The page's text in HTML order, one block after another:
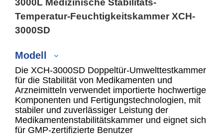
3000L Medizinische Stabilitäts-
Temperatur-Feuchtigkeitskammer XCH-
3000SD
Modell
XCH-800SD
XCH-1000SD
Die XCH-3000SD Doppeltür-Umwelttestkammer
für die Stabilität von Medikamenten und
Arzneimitteln verwendet importierte hochwertige
Komponenten und Fertigungstechnologien, mit
stabiler und zuverlässiger Leistung der
Medikamentenstabilitätskammer und eignet sich
für GMP-zertifizierte Benutzer